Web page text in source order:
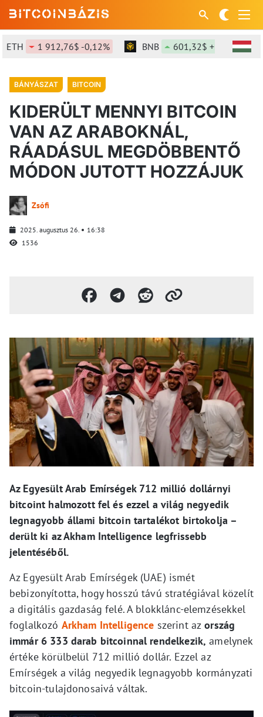
1 912,76$ -0,12% BNB 601,32$ +1,46%
BÁNYÁSZAT BITCOIN
KIDERÜLT MENNYI BITCOIN
VAN AZ ARABOKNÁL,
RÁADÁSUL MEGDÖBBENTŐ
MÓDON JUTOTT HOZZÁJUK
Zsófi
2025. augusztus 26.
16:38
1536
Az Egyesült Arab Emírségek 712 millió dollárnyi
bitcoint halmozott fel és ezzel a világ negyedik
legnagyobb állami bitcoin tartalékot birtokolja –
derült ki az Akham Intelligence legfrissebb
jelentéséből.
Az Egyesült Arab Emírségek (UAE) ismét
bebizonyította, hogy hosszú távú stratégiával közelít
a digitális gazdaság felé. A blokklánc-elemzésekkel
foglalkozó Arkham Intelligence szerint az ország
immár 6 333 darab bitcoinnal rendelkezik, amelynek
értéke körülbelül 712 millió dollár. Ezzel az
Emírségek a világ negyedik legnagyobb kormányzati
bitcoin-tulajdonosaivá váltak.